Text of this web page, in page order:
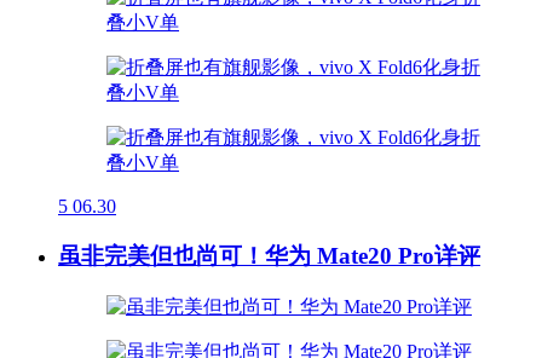
5 06.30
虽非完美但也尚可！华为 Mate20 Pro详评